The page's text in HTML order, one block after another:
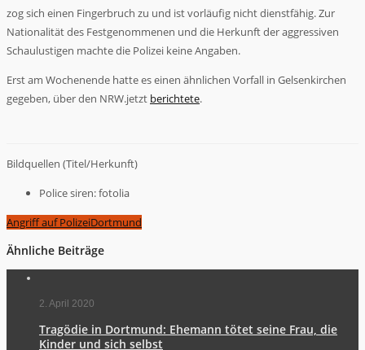
zog sich einen Fingerbruch zu und ist vorläufig nicht dienstfähig. Zur
Nationalität des Festgenommenen und die Herkunft der aggressiven
Schaulustigen machte die Polizei keine Angaben.
Erst am Wochenende hatte es einen ähnlichen Vorfall in Gelsenkirchen
gegeben, über den NRW.jetzt berichtete.
Bildquellen (Titel/Herkunft)
Police siren: fotolia
Angriff auf PolizeiDortmund
Ähnliche Beiträge
2. April 2020
Tragödie in Dortmund: Ehemann tötet seine Frau, die
Kinder und sich selbst